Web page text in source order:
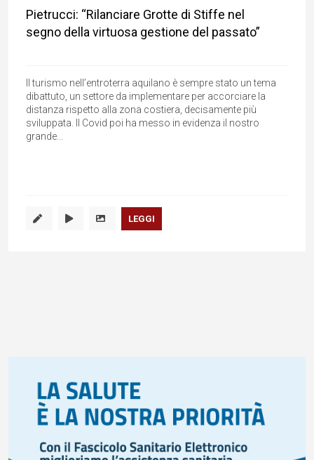
Pietrucci: “Rilanciare Grotte di Stiffe nel
segno della virtuosa gestione del passato”
Il turismo nell’entroterra aquilano è sempre stato un tema
dibattuto, un settore da implementare per accorciare la
distanza rispetto alla zona costiera, decisamente più
sviluppata. Il Covid poi ha messo in evidenza il nostro
grande...
LEGGI